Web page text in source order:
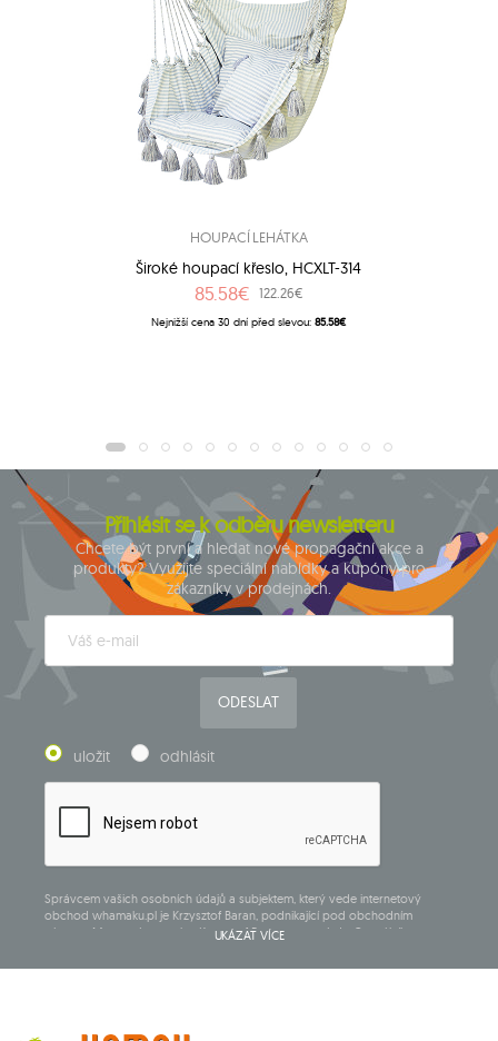
HOUPACÍ LEHÁTKA
Široké houpací křeslo, HCXLT-314
85.58€ 122.26€
Nejnižší cena 30 dní před slevou:85.58€
Přihlásit se k odběru newsletteru
Chcete být první a hledat nové propagační akce a
produkty? Využijte speciální nabídky a kupóny pro
zákazníky v prodejnách.
ODESLAT
uložit odhlásit
Správcem vašich osobních údajů a subjektem, který vede internetový
obchod whamaku.pl je Krzysztof Baran, podnikající pod obchodním
názvem: Mouton Interactive Krzysztof Baran zapsaný do Centrálního
doby zrušení subskripce.
UKÁZAT VÍCE